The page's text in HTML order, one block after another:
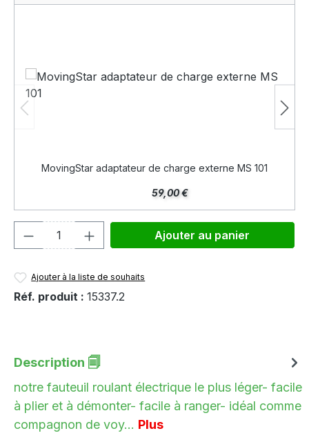
MovingStar adaptateur de charge externe MS 101
59,00 €
Quantité de produit : Entrez la
Ajouter au panier
Ajouter à la liste de souhaits
Réf. produit : 15337.2
Description 🗐
notre fauteuil roulant électrique le plus léger- facile
à plier et à démonter- facile à ranger- idéal comme
compagnon de voy… Plus